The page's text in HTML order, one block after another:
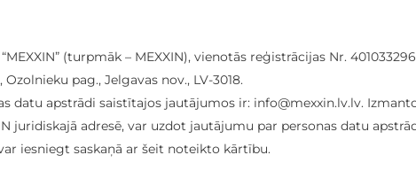
(turpmāk – MEXXIN), vienotās reģistrācijas Nr.
pag., Jelgavas nov., LV-3018.
datu apstrādi saistītajos jautājumos ir: info@mexxin.lv.lv.
juridiskajā adresē, var uzdot jautājumu par personas datu
iesniegt saskaņā ar šeit noteikto kārtību.